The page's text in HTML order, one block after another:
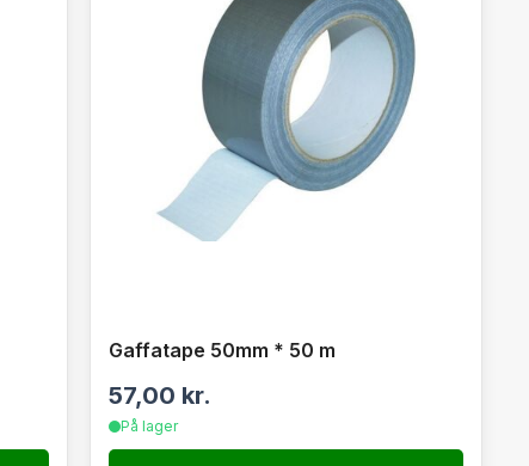
Gaffatape 50mm * 50 m
57,00 kr.
På lager